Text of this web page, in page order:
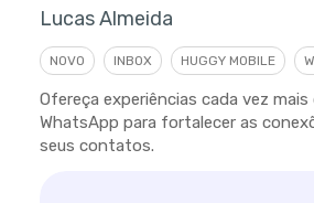
Lucas Almeida
NOVO INBOX HUGGY MOBILE
Ofereça experiências cada vez
WhatsApp para fortalecer as
seus contatos.